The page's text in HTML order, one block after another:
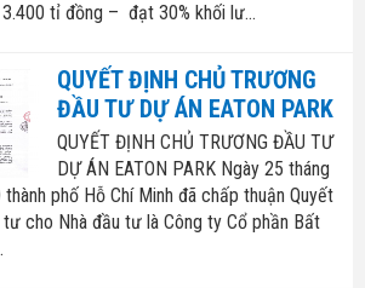
tỉ đồng – đạt 30% khối lư...
QUYẾT ĐỊNH CHỦ TRƯƠNG
ĐẦU TƯ DỰ ÁN EATON PARK
QUYẾT ĐỊNH CHỦ TRƯƠNG ĐẦU TƯ
DỰ ÁN EATON PARK Ngày 25 tháng
phố Hỗ Chí Minh đã chấp thuận Quyết
cho Nhà đầu tư là Công ty Cổ phần Bất